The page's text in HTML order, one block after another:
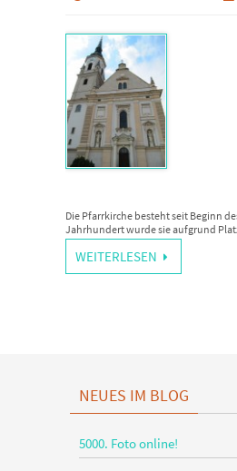
Die Pfarrkirche besteht seit Beginn
Jahrhundert wurde sie aufgrund
WEITERLESEN
NEUES IM BLOG
5000. Foto online!